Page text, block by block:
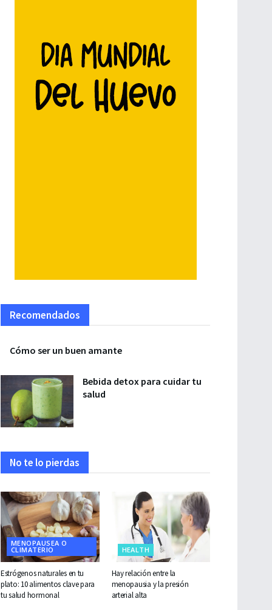
Recomendados
Cómo ser un buen amante
Bebida detox para cuidar tu
salud
No te lo pierdas
MENOPAUSEA O
CLIMATERIO
Estrógenos naturales en tu
plato: 10 alimentos clave para
tu salud hormonal
HEALTH
Hay relación entre la
menopausia y la presión
arterial alta